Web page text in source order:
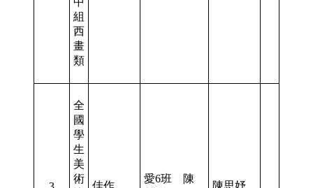
組
西
畫
類
全
國
學
生
美
術
佳作
愛6班 陳
陳思妤